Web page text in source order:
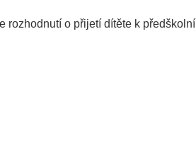
rozhodnutí o přijetí dítěte k